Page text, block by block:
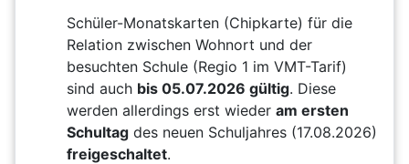
Schüler-Monatskarten (Chipkarte) für die
Relation zwischen Wohnort und der
besuchten Schule (Regio 1 im VMT-Tarif)
sind auch bis 05.07.2026 gültig. Diese
werden allerdings erst wieder am ersten
Schultag des neuen Schuljahres (17.08.2026)
freigeschaltet.